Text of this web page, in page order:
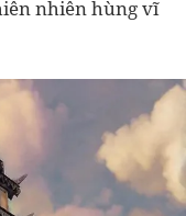
nhiên hùng vĩ